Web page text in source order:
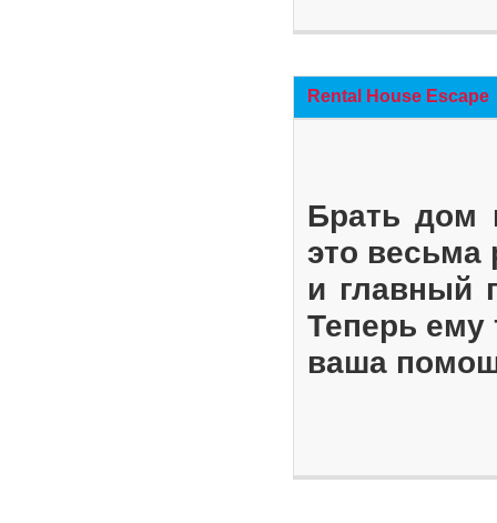
Rental House Escape
Брать дом
это весьма
и главный
Теперь ему
ваша